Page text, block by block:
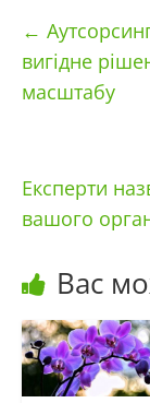
←
вигідне
масштабу
Експерти
вашого
Вас